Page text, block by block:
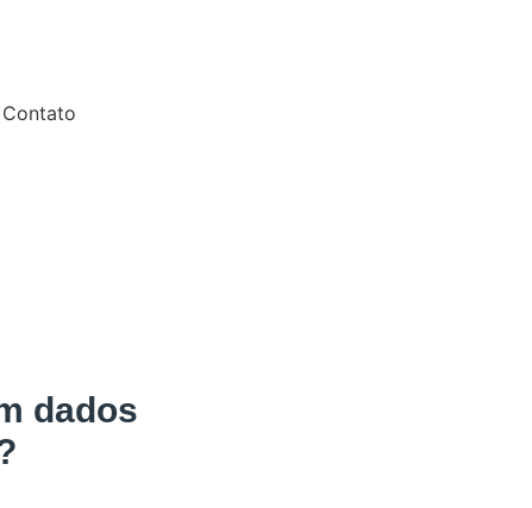
Contato
dados